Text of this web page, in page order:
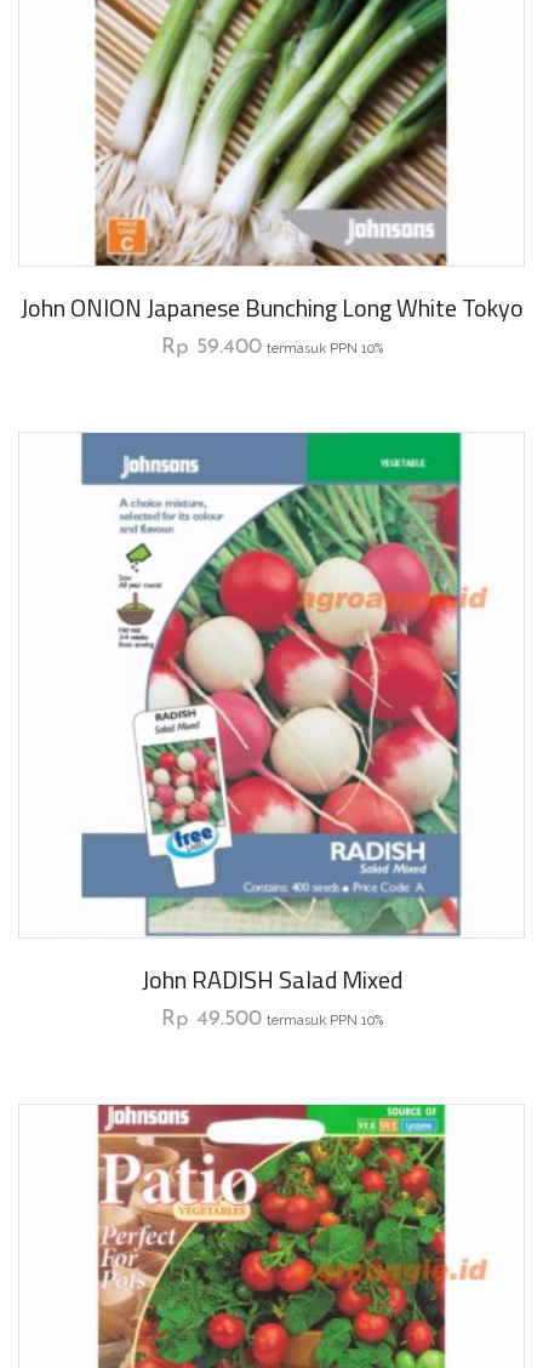
John ONION Japanese Bunching Long White Tokyo
Rp 59.400 termasuk PPN 10%
John RADISH Salad Mixed
Rp 49.500 termasuk PPN 10%